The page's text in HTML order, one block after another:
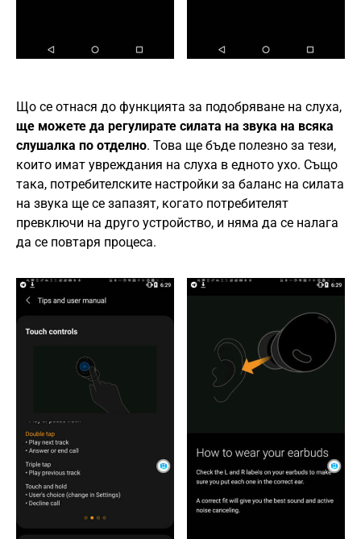
Що се отнася до функцията за подобряване на слуха,
ще можете да регулирате силата на звука на всяка
слушалка по отделно. Това ще бъде полезно за тези,
които имат увреждания на слуха в едното ухо. Също
така, потребителските настройки за баланс на силата
на звука ще се запазят, когато потребителят
превключи на друго устройство, и няма да се налага
да се повтаря процеса.